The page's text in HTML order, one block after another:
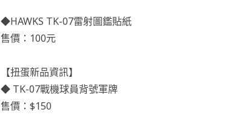
◆HAWKS TK-07雷射圖鑑貼紙
售價：100元
【扭蛋新品資訊】
◆ TK-07戰機球員背號軍牌
售價：$150